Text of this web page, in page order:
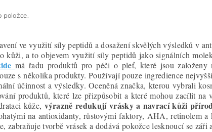
ve využití síly peptidů a dosažení skvělých výsledků v
kůži, a to objevem využití síly peptidů jako signálních
má řadu produktů pro péči o pleť, které jsou založeny
s několika produkty. Používají pouze ingredience
účinnost a výsledky. Oceněná značka, kterou vybrali
produktů, které lze přizpůsobit a které mohou zacílit na
kůže, výrazně redukují vrásky a navrací kůži
na antioxidanty, růstovými faktory, AHA, retinolem a
zabraňuje tvorbě vrásek a dodává pokožce lesknoucí se